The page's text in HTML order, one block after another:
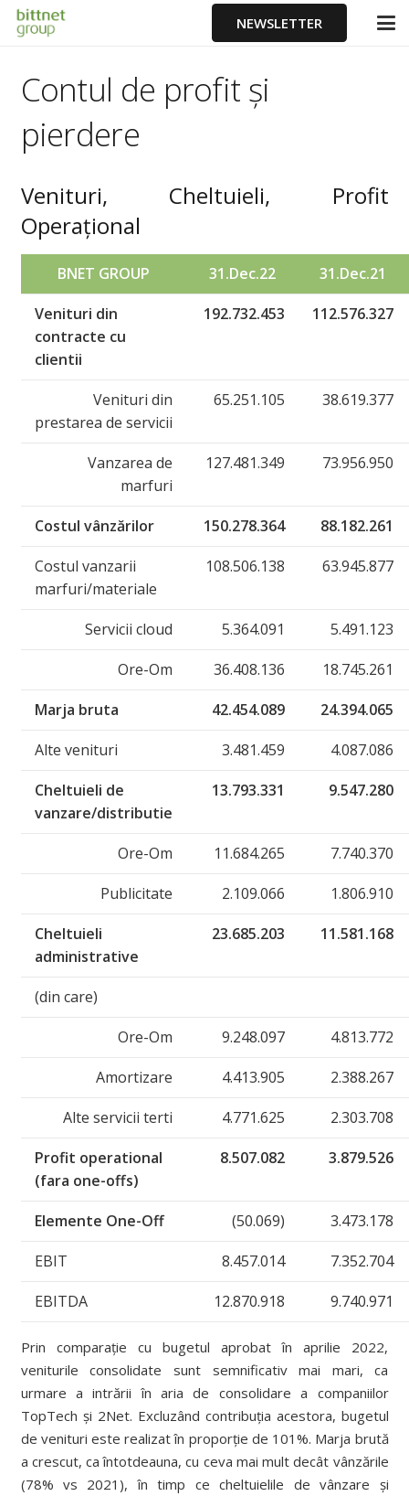
NEWSLETTER
Contul de profit și
pierdere
Venituri, Cheltuieli, Profit
Operațional
BNET GROUP 31.Dec.22
31.Dec.21
Venituri din
contracte cu
clientii
192.732.453 112.576.327
Venituri din
prestarea de servicii
65.251.105 38.619.377
Vanzarea de
marfuri
127.481.349 73.956.950
Costul vânzărilor 150.278.364
88.182.261
Costul vanzarii
marfuri/materiale
108.506.138 63.945.877
Servicii cloud 5.364.091
5.491.123
Ore-Om
36.408.136
18.745.261
Marja bruta
42.454.089
24.394.065
Alte venituri
3.481.459
4.087.086
Cheltuieli de
vanzare/distributie
13.793.331 9.547.280
Ore-Om 11.684.265
7.740.370
Publicitate
2.109.066
1.806.910
Cheltuieli
administrative
23.685.203 11.581.168
(din care)
Ore-Om
9.248.097
4.813.772
Amortizare
4.413.905
2.388.267
Alte servicii terti
4.771.625
2.303.708
Profit operational
(fara one-offs)
8.507.082 3.879.526
Elemente One-Off (50.069)
3.473.178
EBIT
8.457.014
7.352.704
EBITDA
12.870.918 9.740.971
Prin comparație cu bugetul aprobat în aprilie 2022,
veniturile consolidate sunt semnificativ mai mari, ca
urmare a intrării în aria de consolidare a companiilor
TopTech și 2Net. Excluzând contribuția acestora, bugetul
de venituri este realizat în proporție de 101%. Marja brută
a crescut, ca întotdeauna, cu ceva mai mult decât vânzările
(78% vs 2021), în timp ce cheltuielile de vânzare și